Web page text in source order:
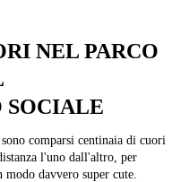
NEL PARCO
SOCIALE
comparsi centinaia di cuori
l'uno dall'altro, per
davvero super cute.